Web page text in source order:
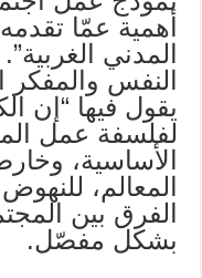
أهمية عمّا
المدني
النفس
يقول فيها “إن
لفلسفة عمل
الأساسية،
المعالم،
الفرق بين
بشكل مفصّل.